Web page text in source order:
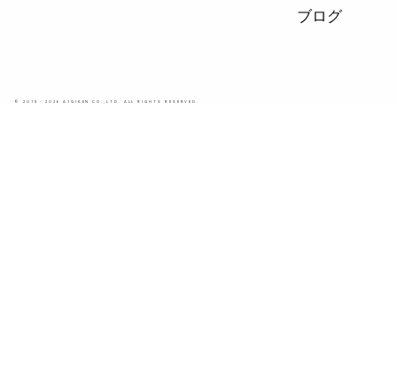
© 2015 - 2026 A1GIKEN CO.,LTD. ALL RIGHTS RESERVED.
ブログ